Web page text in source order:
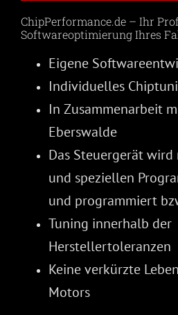
ChipPerformance.de – Ihr
Softwareoptimierung Ihres
Eigene
Individuelles
In Zusammenarbeit
Eberswalde
Das Steuergerät
und speziellen
und programmiert
Tuning innerhalb der
Herstellertoleranzen
Keine verkürzte
Motors